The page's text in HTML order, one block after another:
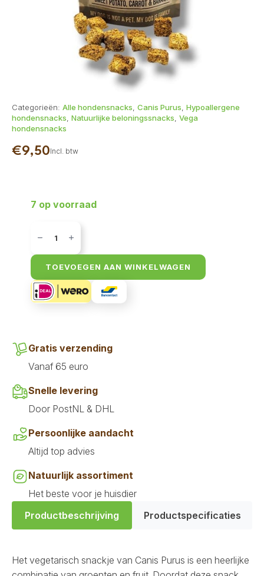
Categorieën: Alle hondensnacks Canis Purus Hypoallergene
hondensnacks Natuurlijke beloningssnacks Vega
hondensnacks
€9,50Incl. btw
7 op voorraad
Purus
Veggie,
sweet
potato,
carrot
&
banana
TOEVOEGEN AAN WINKELWAGEN
Gratis verzending
Vanaf 65 euro
Snelle levering
Door PostNL & DHL
Persoonlijke aandacht
Altijd top advies
Natuurlijk assortiment
Het beste voor je huisdier
Productbeschrijving
Productspecificaties
Het vegetarisch snackje van Canis Purus is een heerlijke